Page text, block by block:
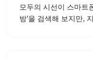
모두의 시선이 스마트
방’을 검색해 보지만,